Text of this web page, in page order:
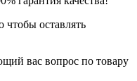
чтобы оставлять
вас вопрос по товару